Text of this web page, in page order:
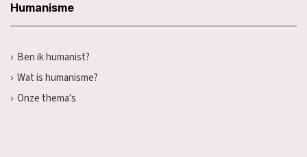
Humanisme
Ben ik humanist?
Wat is humanisme?
Onze thema's